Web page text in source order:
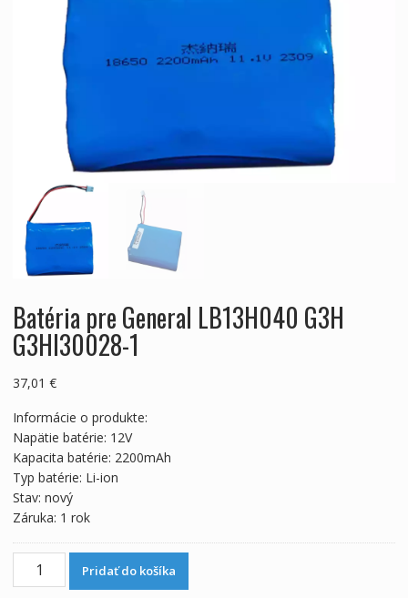
Batéria pre General LB13H040 G3H
G3HI30028-1
37,01 €
Informácie o produkte:
Napätie batérie: 12V
Kapacita batérie: 2200mAh
Typ batérie: Li-ion
Stav: nový
Záruka: 1 rok
množstvo
Batéria
Pridať do košíka